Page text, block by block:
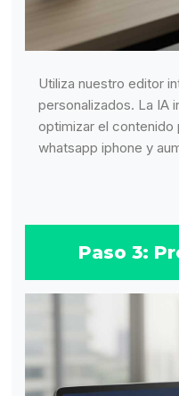
Utiliza nuestro editor
personalizados. La IA
optimizar el contenido
whatsapp iphone y
Paso 3: